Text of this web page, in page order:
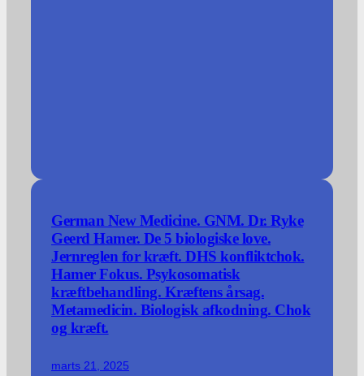
German New Medicine. GNM. Dr. Ryke
Geerd Hamer. De 5 biologiske love.
Jernreglen for kræft. DHS konfliktchok.
Hamer Fokus. Psykosomatisk
kræftbehandling. Kræftens årsag.
Metamedicin. Biologisk afkodning. Chok
og kræft.
marts 21, 2025